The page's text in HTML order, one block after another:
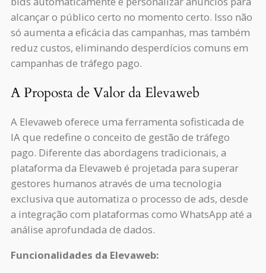
alcançar o público certo no momento certo. Isso não
só aumenta a eficácia das campanhas, mas também
reduz custos, eliminando desperdícios comuns em
campanhas de tráfego pago.
A Proposta de Valor da Elevaweb
A Elevaweb oferece uma ferramenta sofisticada de
IA que redefine o conceito de gestão de tráfego
pago. Diferente das abordagens tradicionais, a
plataforma da Elevaweb é projetada para superar
gestores humanos através de uma tecnologia
exclusiva que automatiza o processo de ads, desde
a integração com plataformas como WhatsApp até a
análise aprofundada de dados.
Funcionalidades da Elevaweb: